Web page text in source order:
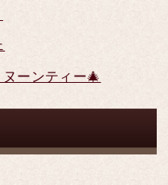
ーンティー🎄